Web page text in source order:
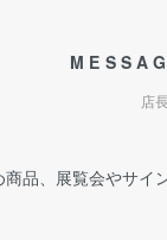
店
品、展覧会やサイ